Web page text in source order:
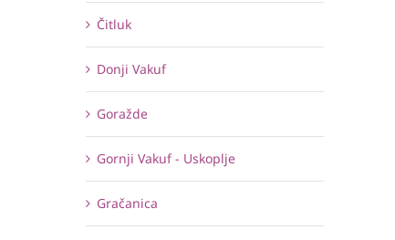
Čitluk
Donji Vakuf
Goražde
Gornji Vakuf - Uskoplje
Gračanica